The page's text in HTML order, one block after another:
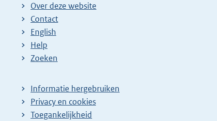
Over deze website
Contact
English
Help
Zoeken
Informatie hergebruiken
Privacy en cookies
Toegankelijkheid